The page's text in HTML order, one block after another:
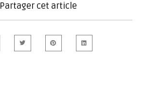
Partager cet article